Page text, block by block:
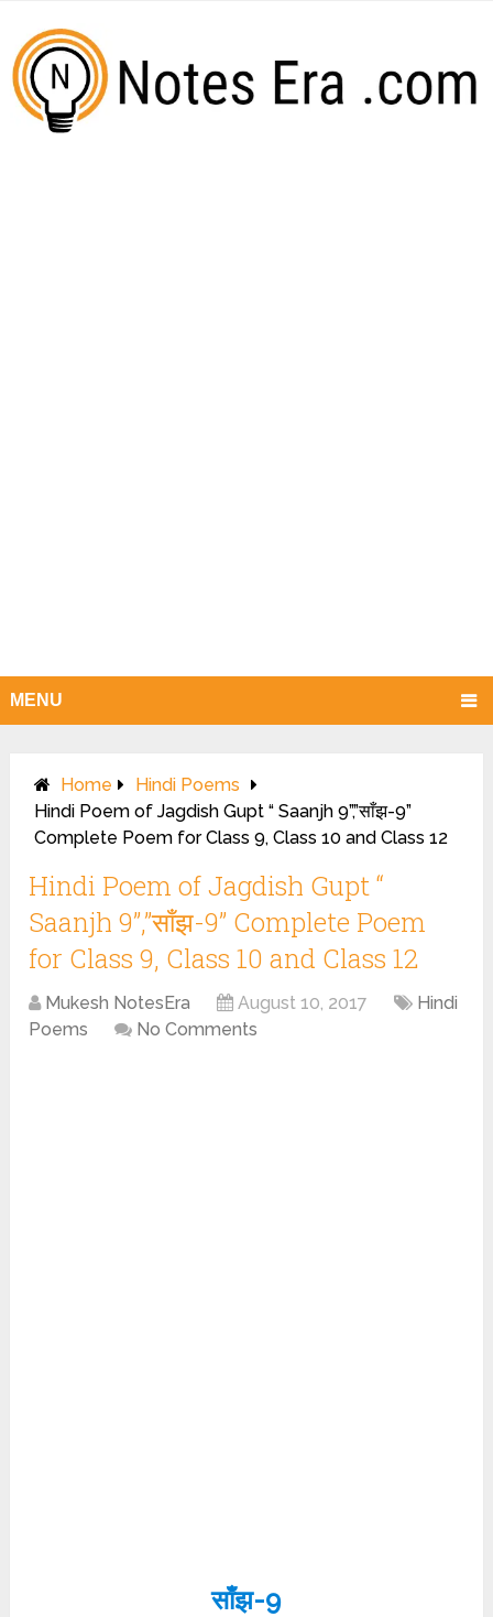
MENU
Home
Hindi Poems
Hindi Poem of Jagdish Gupt “ Saanjh 9”,”साँझ-9”
Complete Poem for Class 9, Class 10 and Class 12
Hindi Poem of Jagdish Gupt “
Saanjh 9”,”साँझ-9” Complete Poem
for Class 9, Class 10 and Class 12
Mukesh NotesEra August 10, 2017
Hindi
Poems
No Comments
साँझ-9